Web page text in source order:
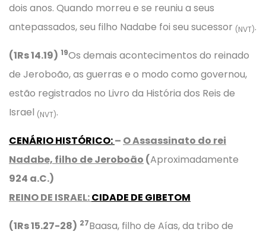
dois anos. Quando morreu e se reuniu a seus
antepassados, seu filho Nadabe foi seu sucessor (NVT).
(1Rs 14.19) 19Os demais acontecimentos do reinado
de Jeroboão, as guerras e o modo como governou,
estão registrados no Livro da História dos Reis de
Israel (NVT).
CENÁRIO HISTÓRICO:– O Assassinato do rei
Nadabe, filho de Jeroboão (Aproximadamente
924 a.C.)
REINO DE ISRAEL:CIDADE DE GIBETOM
(1Rs 15.27-28) 27Baasa, filho de Aías, da tribo de